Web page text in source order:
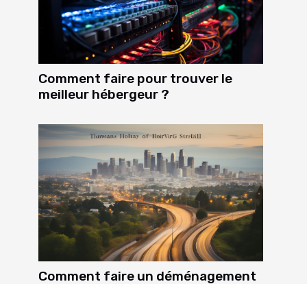
Comment faire pour trouver le
meilleur hébergeur ?
Comment faire un déménagement